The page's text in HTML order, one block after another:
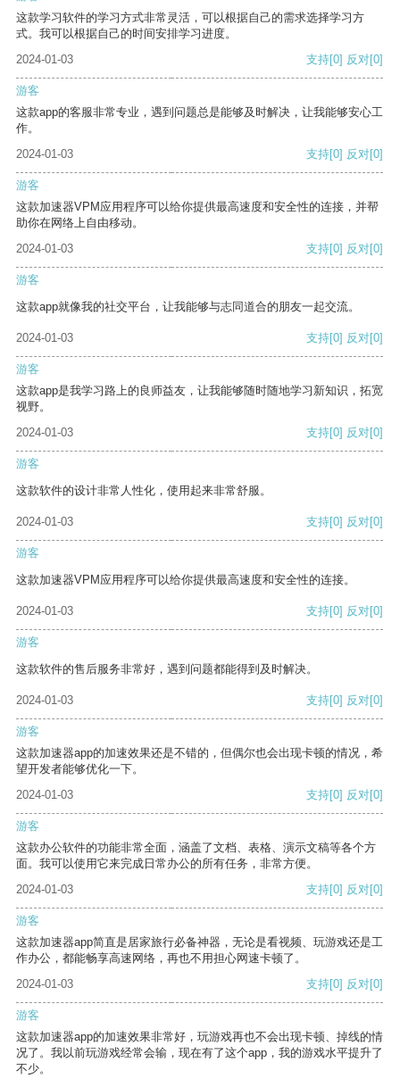
这款学习软件的学习方式非常灵活，可以根据自己的需求选择学习方
式。我可以根据自己的时间安排学习进度。
2024-01-03
支持[0] 反对[0]
游客
这款app的客服非常专业，遇到问题总是能够及时解决，让我能够安心工
作。
2024-01-03
支持[0] 反对[0]
游客
这款加速器VPM应用程序可以给你提供最高速度和安全性的连接，并帮
助你在网络上自由移动。
2024-01-03
支持[0] 反对[0]
游客
这款app就像我的社交平台，让我能够与志同道合的朋友一起交流。
2024-01-03 支持[0] 反对[0]
游客
这款app是我学习路上的良师益友，让我能够随时随地学习新知识，拓宽
视野。
2024-01-03
支持[0] 反对[0]
游客
这款软件的设计非常人性化，使用起来非常舒服。
2024-01-03 支持[0] 反对[0]
游客
这款加速器VPM应用程序可以给你提供最高速度和安全性的连接。
2024-01-03 支持[0] 反对[0]
游客
这款软件的售后服务非常好，遇到问题都能得到及时解决。
2024-01-03 支持[0] 反对[0]
游客
这款加速器app的加速效果还是不错的，但偶尔也会出现卡顿的情况，希
望开发者能够优化一下。
2024-01-03
支持[0] 反对[0]
游客
这款办公软件的功能非常全面，涵盖了文档、表格、演示文稿等各个方
面。我可以使用它来完成日常办公的所有任务，非常方便。
2024-01-03
支持[0] 反对[0]
游客
这款加速器app简直是居家旅行必备神器，无论是看视频、玩游戏还是工
作办公，都能畅享高速网络，再也不用担心网速卡顿了。
2024-01-03
支持[0] 反对[0]
游客
这款加速器app的加速效果非常好，玩游戏再也不会出现卡顿、掉线的情
况了。我以前玩游戏经常会输，现在有了这个app，我的游戏水平提升了
不少。